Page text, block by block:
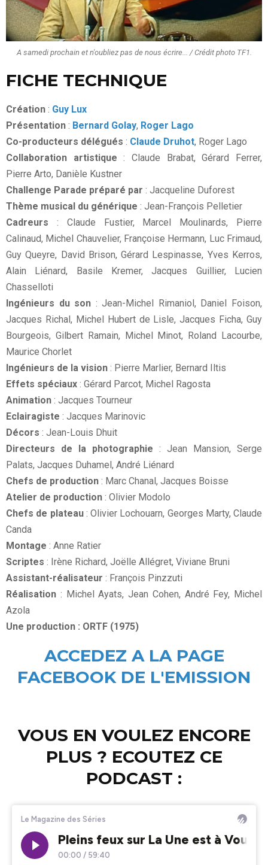
A samedi prochain et n'oubliez pas de nous écrire... / Crédit photo TF1.
FICHE TECHNIQUE
Création : Guy Lux
Présentation : Bernard Golay, Roger Lago
Co-producteurs délégués : Claude Druhot, Roger Lago
Collaboration artistique : Claude Brabat, Gérard Ferrer,
Pierre Arto, Danièle Kustner
Challenge Parade préparé par : Jacqueline Duforest
Thème musical du générique : Jean-François Pelletier
Cadreurs : Claude Fustier, Marcel Moulinards, Pierre
Calinaud, Michel Chauvelier, Françoise Hermann, Luc Frimaud,
Guy Queyre, David Brison, Gérard Lespinasse, Yves Kerros,
Alain Liénard, Basile Kremer, Jacques Guillier, Lucien
Chasselloti
Ingénieurs du son : Jean-Michel Rimaniol, Daniel Foison,
Jacques Richal, Michel Hubert de Lisle, Jacques Ficha, Guy
Bourgeois, Gilbert Ramain, Michel Minot, Roland Lacourbe,
Maurice Chorlet
Ingénieurs de la vision : Pierre Marlier, Bernard Iltis
Effets spéciaux : Gérard Parcot, Michel Ragosta
Animation : Jacques Tourneur
Eclairagiste : Jacques Marinovic
Décors : Jean-Louis Dhuit
Directeurs de la photographie : Jean Mansion, Serge
Palats, Jacques Duhamel, André Liénard
Chefs de production : Marc Chanal, Jacques Boisse
Atelier de production : Olivier Modolo
Chefs de plateau: Olivier Lochouarn, Georges Marty, Claude
Canda
Montage : Anne Ratier
Scriptes : Irène Richard, Joëlle Allégret, Viviane Bruni
Assistant-réalisateur : François Pinzzuti
Réalisation : Michel Ayats, Jean Cohen, André Fey, Michel
Azola
Une production : ORTF (1975)
ACCEDEZ A LA PAGE
FACEBOOK DE L'EMISSION
VOUS EN VOULEZ ENCORE
PLUS ? ECOUTEZ CE
PODCAST :